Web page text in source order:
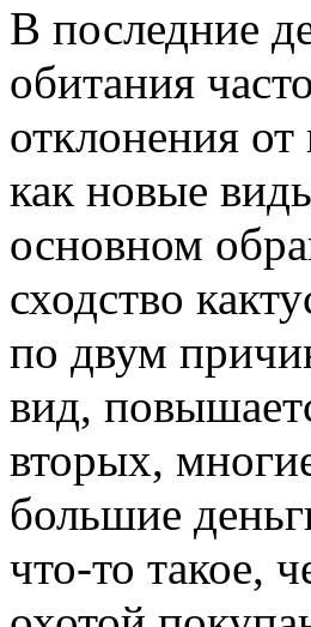
В последние
обитания
отклонения
как новые
основном
сходство
по двум
вид,
вторых,
большие
что-то такое,